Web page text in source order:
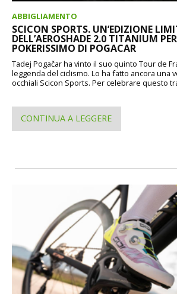
ABBIGLIAMENTO
SCICON SPORTS. UN’EDIZIONE
DELL’AEROSHADE 2.0 TITANIUM
POKERISSIMO DI POGACAR
Tadej Pogačar ha vinto il suo quinto Tour de
leggenda del ciclismo. Lo ha fatto ancora una
occhiali Scicon Sports. Per celebrare questo
CONTINUA A LEGGERE